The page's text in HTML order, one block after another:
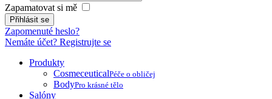
Zapamatovat si mě
Zapomenuté heslo?
Nemáte účet? Registrujte se
Produkty
CosmeceuticalPéče o obličej
BodyPro krásné tělo
Salóny